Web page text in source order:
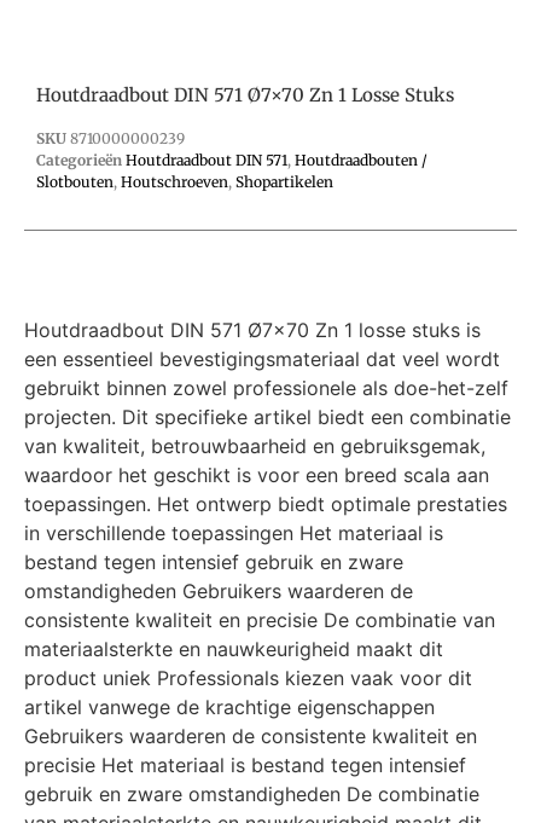
Houtdraadbout DIN 571 Ø7×70 Zn 1 Losse Stuks
SKU 8710000000239
Categorieën Houtdraadbout DIN 571, Houtdraadbouten /
Slotbouten, Houtschroeven, Shopartikelen
Houtdraadbout DIN 571 Ø7×70 Zn 1 losse stuks is
een essentieel bevestigingsmateriaal dat veel wordt
gebruikt binnen zowel professionele als doe-het-zelf
projecten. Dit specifieke artikel biedt een combinatie
van kwaliteit, betrouwbaarheid en gebruiksgemak,
waardoor het geschikt is voor een breed scala aan
toepassingen. Het ontwerp biedt optimale prestaties
in verschillende toepassingen Het materiaal is
bestand tegen intensief gebruik en zware
omstandigheden Gebruikers waarderen de
consistente kwaliteit en precisie De combinatie van
materiaalsterkte en nauwkeurigheid maakt dit
product uniek Professionals kiezen vaak voor dit
artikel vanwege de krachtige eigenschappen
Gebruikers waarderen de consistente kwaliteit en
precisie Het materiaal is bestand tegen intensief
gebruik en zware omstandigheden De combinatie